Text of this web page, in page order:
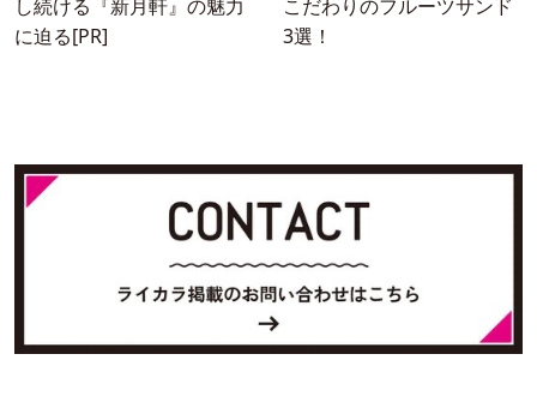
し続ける『新月軒』の魅力
に迫る[PR]
こだわりのフルーツサンド
3選！